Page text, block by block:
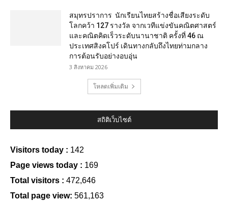
สมุทรปราการ นักเรียนไทยสร้างชื่อเสียงระดับ
โลกคว้า 127 รางวัล จากเวทีแข่งขันคณิตศาสตร์
และคณิตคิดเร็วระดับนานาชาติ ครั้งที่ 46 ณ
ประเทศสิงคโปร์ เดินทางกลับถึงไทยท่ามกลาง
การต้อนรับอย่างอบอุ่น
3 สิงหาคม 2026
โหลดเพิ่มเติม
สถิติเว็บไซต์
Visitors today : 142
Page views today : 169
Total visitors : 472,646
Total page view: 561,163